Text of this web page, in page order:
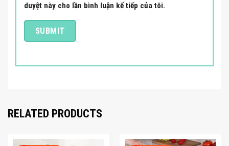
duyệt này cho lần bình luận kế tiếp của tôi.
RELATED PRODUCTS